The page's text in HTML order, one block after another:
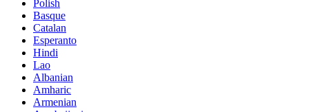
Polish
Basque
Catalan
Esperanto
Hindi
Lao
Albanian
Amharic
Armenian